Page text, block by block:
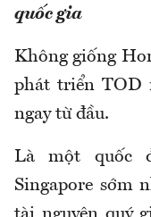
quốc gia
Không giống
phát triển TOD
ngay từ đầu.
Là một quốc
Singapore sớm